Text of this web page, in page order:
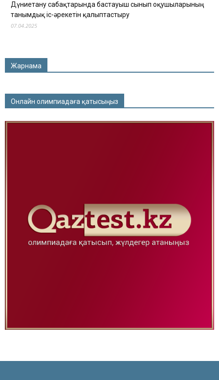
Дүниетану сабақтарында бастауыш сынып оқушыларының
танымдық іс-әрекетін қалыптастыру
07.04.2025
Жарнама
Онлайн олимпиадаға қатысыңыз